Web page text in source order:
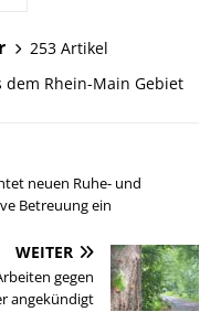
253 Artikel
dem Rhein-Main Gebiet
neuen Ruhe- und
Betreuung ein
WEITER
gegen
angekündigt